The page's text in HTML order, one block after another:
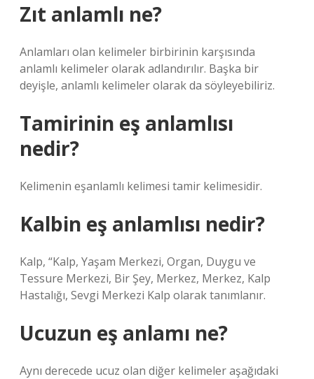
Zıt anlamlı ne?
Anlamları olan kelimeler birbirinin karşısında
anlamlı kelimeler olarak adlandırılır. Başka bir
deyişle, anlamlı kelimeler olarak da söyleyebiliriz.
Tamirinin eş anlamlısı
nedir?
Kelimenin eşanlamlı kelimesi tamir kelimesidir.
Kalbin eş anlamlısı nedir?
Kalp, “Kalp, Yaşam Merkezi, Organ, Duygu ve
Tessure Merkezi, Bir Şey, Merkez, Merkez, Kalp
Hastalığı, Sevgi Merkezi Kalp olarak tanımlanır.
Ucuzun eş anlamı ne?
Aynı derecede ucuz olan diğer kelimeler aşağıdaki